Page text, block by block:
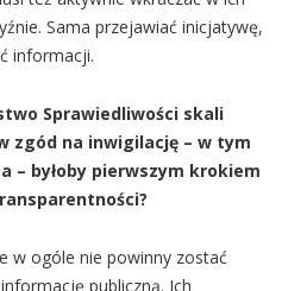
Sama przejawiać inicjatywę,
informacji.
Sprawiedliwości skali
zgód na inwigilację – w tym
– byłoby pierwszym krokiem
w ogóle nie powinny zostać
publiczną. Ich